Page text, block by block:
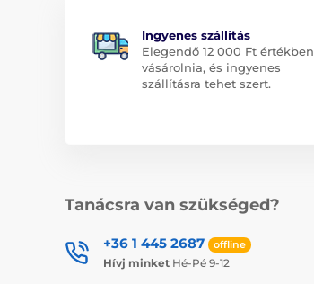
Ingyenes szállítás
Elegendő 12 000 Ft értékben
vásárolnia, és ingyenes
szállításra tehet szert.
Tanácsra van szükséged?
+36 1 445 2687 offline
Hívj minket Hé-Pé 9-12